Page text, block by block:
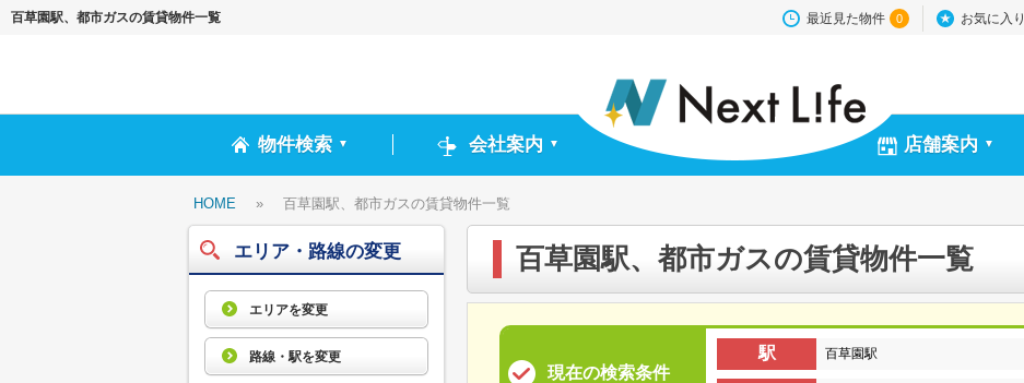
百草園駅、都市ガスの賃貸物件一覧 最近見た物件 0 お気に入り
物件検索 ▼ 会社案内 ▼ 店舗案内 ▼
HOME » 百草園駅、都市ガスの賃貸物件一覧
百草園駅、都市ガスの賃貸物件一覧
現在の検索条件
駅 百草園駅
エリア・路線の変更
エリアを変更
路線・駅を変更